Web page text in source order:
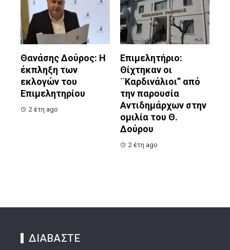
Θανάσης Δούρος: Η
έκπληξη των
εκλογών του
Επιμελητηρίου
2 έτη ago
Επιμελητήριο:
Θίχτηκαν οι
¨Καρδινάλιοι” από
την παρουσία
Αντιδημάρχων στην
ομιλία του Θ.
Δούρου
2 έτη ago
ΔΙΑΒΑΣΤΕ